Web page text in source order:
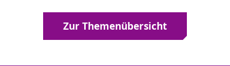
Zur Themenübersicht